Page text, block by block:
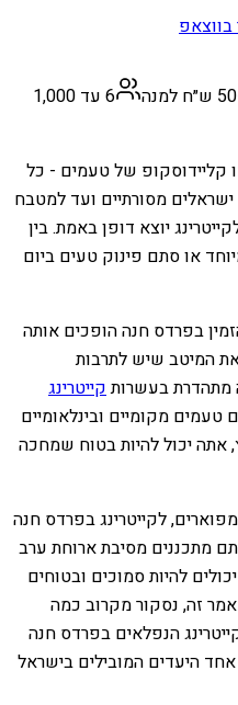
6 עד 1,000
קליידוסקופ של טעמים - כל
מסורתיים ועד למטבח
יוצא דופן באמת. בין
או סתם פינוק טעים ביום
בפרדס חנה הופכים אותה
המיטב שיש לתרבות
מתהדרת בעשרותקייטרינג
מקומיים ובינלאומיים
יכול להיות בטוח שמחכה
לקייטרינג בפרדס חנה
מתכננים מסיבת ארוחת ערב
להיות סמוכים ובטוחים
זה, נסקור מקרוב כמה
הנפלאים בפרדס חנה
היעדים המובילים בישראל